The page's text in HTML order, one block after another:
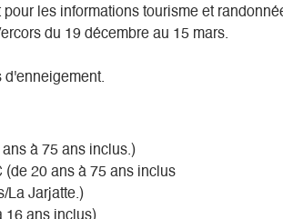
les informations tourisme et
du 19 décembre au 15 mars.
d'enneigement.
à 75 ans inclus.)
20 ans à 75 ans inclus
La Jarjatte.)